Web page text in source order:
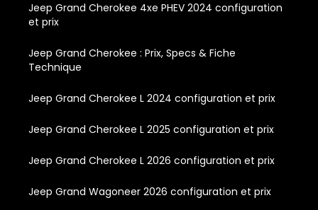
Jeep Grand Cherokee 4xe PHEV 2024 configuration
et prix
Jeep Grand Cherokee : Prix, Specs & Fiche
Technique
Jeep Grand Cherokee L 2024 configuration et prix
Jeep Grand Cherokee L 2025 configuration et prix
Jeep Grand Cherokee L 2026 configuration et prix
Jeep Grand Wagoneer 2026 configuration et prix